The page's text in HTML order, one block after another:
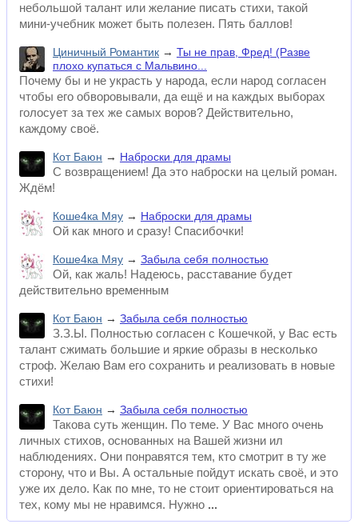
небольшой талант или желание писать стихи, такой
мини-учебник может быть полезен. Пять баллов!
Циничный Романтик → Ты не прав, Фред! (Разве
плохо купаться с Мальвино...
Почему бы и не украсть у народа, если народ согласен
чтобы его обворовывали, да ещё и на каждых выборах
голосует за тех же самых воров? Действительно,
каждому своё.
Кот Баюн → Наброски для драмы
С возвращением! Да это наброски на целый роман.
Ждём!
Коше4ка Мяу → Наброски для драмы
Ой как много и сразу! Спасибочки!
Коше4ка Мяу → Забыла себя полностью
Ой, как жаль! Надеюсь, расставание будет
действительно временным
Кот Баюн → Забыла себя полностью
З.З.Ы. Полностью согласен с Кошечкой, у Вас есть
талант сжимать большие и яркие образы в несколько
строф. Желаю Вам его сохранить и реализовать в новые
стихи!
Кот Баюн → Забыла себя полностью
Такова суть женщин. По теме. У Вас много очень
личных стихов, основанных на Вашей жизни ил
наблюдениях. Они понравятся тем, кто смотрит в ту же
сторону, что и Вы. А остальные пойдут искать своё, и это
уже их дело. Как по мне, то не стоит ориентироваться на
тех, кому мы не нравимся. Нужно